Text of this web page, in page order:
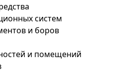
систем
и боров
и помещений